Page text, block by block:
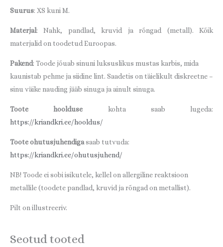
Suurus: XS kuni M.
Materjal: Nahk, pandlad, kruvid ja rõngad (metall). Kõik
materjalid on toodetud Euroopas.
Pakend: Toode jõuab sinuni luksuslikus mustas karbis, mida
kaunistab pehme ja siidine lint. Saadetis on täielikult diskreetne –
sinu väike nauding jääb sinuga ja ainult sinuga.
Toote hoolduse kohta saab lugeda:
https://kriandkri.ee/hooldus/
Toote ohutusjuhendigasaab tutvuda:
https://kriandkri.ee/ohutusjuhend/
NB! Toode ei sobi isikutele, kellel on allergiline reaktsioon
metallile (toodete pandlad, kruvid ja rõngad on metallist).
Pilt on illustreeriv.
Seotud tooted